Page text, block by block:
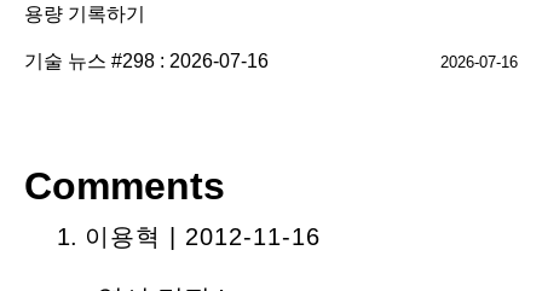
용량 기록하기
기술 뉴스 #298 : 2026-07-16 2026-07-16
Comments
이용혁 | 2012-11-16